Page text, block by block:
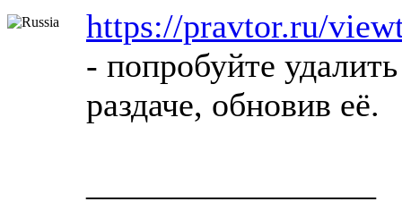
https://pravtor.ru/
- попробуйте
раздаче, обновив её.